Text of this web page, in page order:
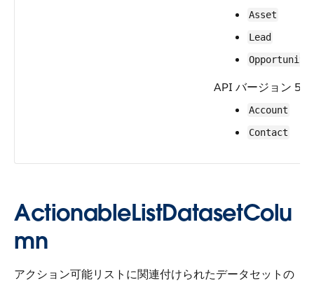
Asset
Lead
Opportunity
API バージョン
Account
Contact
ActionableListDatasetColu
mn
アクション可能リストに関連付けられたデータセットの